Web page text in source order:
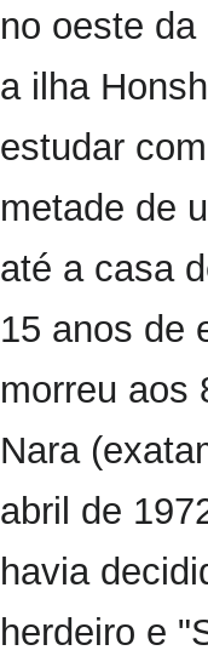
no oeste
a ilha
estudar
metade de
até a casa
15 anos de
morreu aos
Nara
abril de
havia
herdeiro e